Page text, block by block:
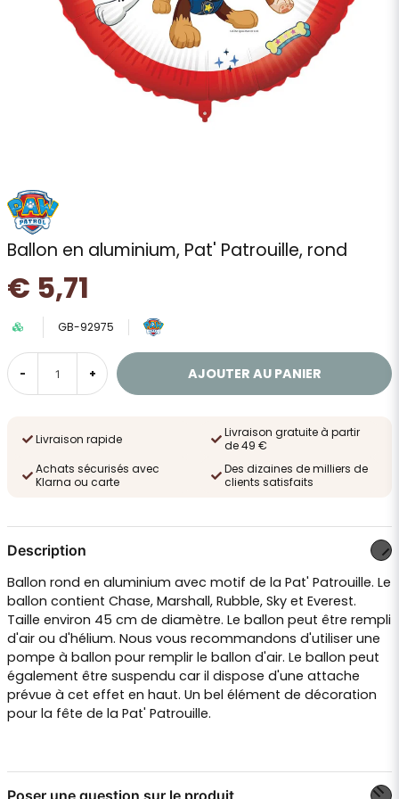
Ballon en aluminium, Pat' Patrouille, rond
€ 5,71
GB-92975
- + AJOUTER AU PANIER
Livraison rapide
Livraison gratuite à partir
de 49 €
Achats sécurisés avec
Klarna ou carte
Des dizaines de milliers de
clients satisfaits
Description
Ballon rond en aluminium avec motif de la Pat' Patrouille. Le
ballon contient Chase, Marshall, Rubble, Sky et Everest.
Taille environ 45 cm de diamètre. Le ballon peut être rempli
d'air ou d'hélium. Nous vous recommandons d'utiliser une
pompe à ballon pour remplir le ballon d'air. Le ballon peut
également être suspendu car il dispose d'une attache
prévue à cet effet en haut. Un bel élément de décoration
pour la fête de la Pat' Patrouille.